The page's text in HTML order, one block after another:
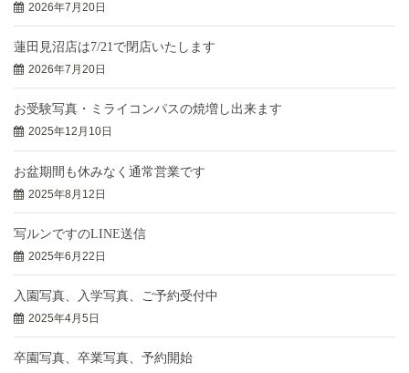
2026年7月20日
蓮田見沼店は7/21で閉店いたします
2026年7月20日
お受験写真・ミライコンパスの焼増し出来ます
2025年12月10日
お盆期間も休みなく通常営業です
2025年8月12日
写ルンですのLINE送信
2025年6月22日
入園写真、入学写真、ご予約受付中
2025年4月5日
卒園写真、卒業写真、予約開始